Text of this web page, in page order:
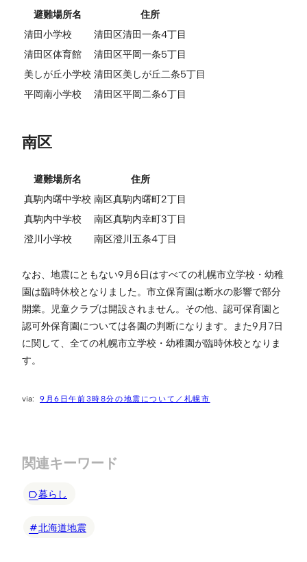
避難場所名
住所
清田小学校
清田区清田一条4丁目
清田区体育館
清田区平岡一条5丁目
美しが丘小学校 清田区美しが丘二条5丁目
平岡南小学校
清田区平岡二条6丁目
南区
避難場所名
住所
真駒内曙中学校 南区真駒内曙町2丁目
真駒内中学校
南区真駒内幸町3丁目
澄川小学校
南区澄川五条4丁目
なお、地震にともない9月6日はすべての札幌市立学校・幼稚
園は臨時休校となりました。市立保育園は断水の影響で部分
開業。児童クラブは開設されません。その他、認可保育園と
認可外保育園については各園の判断になります。また9月7日
に関して、全ての札幌市立学校・幼稚園が臨時休校となりま
す。
9月6日午前3時8分の地震について／札幌市
関連キーワード
暮らし
北海道地震